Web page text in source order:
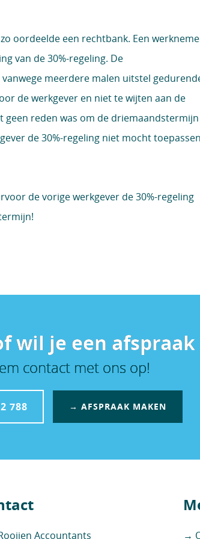
oordeelde een rechtbank. Een
van de 30%-regeling. De
meerdere malen uitstel
de werkgever en niet te wijten aan de
reden was om de driemaandstermijn
de 30%-regeling niet mocht toepassen
de vorige werkgever de 30%-regeling
wil je een
contact met ons op!
788 → AFSPRAAK MAKEN
Accountants →